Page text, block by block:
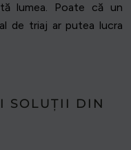
lumea. Poate că un
de triaj ar putea lucra
SOLUȚII DIN